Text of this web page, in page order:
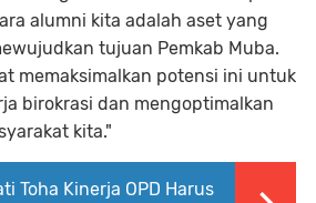
alumni kita adalah aset yang
tujuan Pemkab Muba.
memaksimalkan potensi ini untuk
birokrasi dan mengoptimalkan
kita."
Toha Kinerja OPD Harus